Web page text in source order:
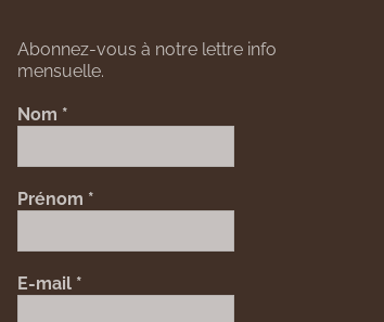
Abonnez-vous à notre lettre info
mensuelle.
Nom *
Prénom *
E-mail *